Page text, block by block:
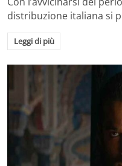
distribuzione italiana si
Leggi di più